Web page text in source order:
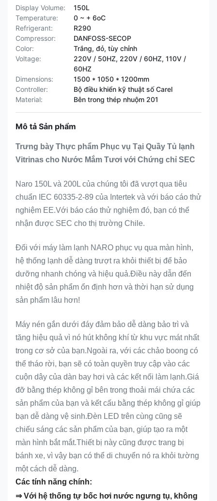
Display Volume:
150L
Temperature:
0 ~ + 6oC
Refrigerant:
R290
Compressor:
DANFOSS-SECOP
Color:
Trắng, đỏ, tùy chỉnh
Voltage:
220V / 50HZ, 220V / 60HZ, 110V /
60HZ
Dimensions:
1500 * 1050 * 1200mm
Controller:
Bộ điều khiển kỹ thuật số Carel
Material:
Bên trong thép nhuộm 201
Mô tả Sản phẩm
Trưng bày Thực phẩm Phục vụ Tại Quầy Tủ lạnh
Vitrinas cho Nước Mắm Tươi với Chứng chỉ SEC
Naro 150L và 200L của chúng tôi đã vượt qua tiêu
chuẩn IEC 60335-2-89 của Intertek và với báo cáo thử
nghiệm EE.Với báo cáo thử nghiệm đó, bạn có thể
nhận được SEC cho thị trường Chile.
Đối với máy làm lạnh NARO phục vụ qua màn hình,
hệ thống lạnh dễ dàng trượt ra khỏi thiết bị để bảo
dưỡng nhanh chóng và hiệu quả.Điều này dẫn đến
nhiệt độ sản phẩm ổn định hơn và thời hạn sử dụng
sản phẩm lâu hơn!
Máy nén gắn dưới đáy đảm bảo dễ dàng bảo trì và
tăng hiệu quả vì nó hút không khí từ khu vực mát nhất
trong cơ sở của bạn.Ngoài ra, với các chảo boong có
thể tháo rời, bạn sẽ có toàn quyền truy cập vào các
cuộn dây của dàn bay hơi và các kết nối làm lạnh.Giá
đỡ bằng thép không gỉ bên trong thoải mái chứa các
sản phẩm của bạn và kết cấu bằng thép không gỉ giúp
bạn dễ dàng vệ sinh.Đèn LED trên cùng cũng sẽ
chiếu sáng các sản phẩm của bạn, giúp tạo ra một
màn hình bắt mắt.Thiết bị này cũng được trang bị
bánh xe, vì vậy bạn có thể di chuyển nó ra khỏi tường
một cách dễ dàng.
Các tính năng chính:
⇒ Với hệ thống tự bốc hơi nước ngưng tụ, không